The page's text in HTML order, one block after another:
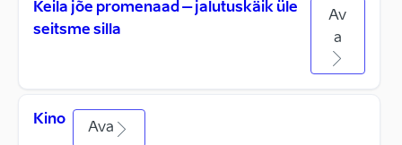
Keila jõe promenaad – jalutuskäik üle
seitsme silla
Av
a
Kino
Ava